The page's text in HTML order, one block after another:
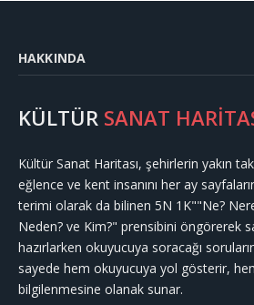
HAKKINDA
KÜLTÜR SANAT
Kültür Sanat Haritası, şehirlerin yakın
eğlence ve kent insanını her ay
terimi olarak da bilinen 5N 1K""Ne?
Neden? ve Kim?" prensibini öngörerek
hazırlarken okuyucuya soracağı
sayede hem okuyucuya yol gösterir,
bilgilenmesine olanak sunar.